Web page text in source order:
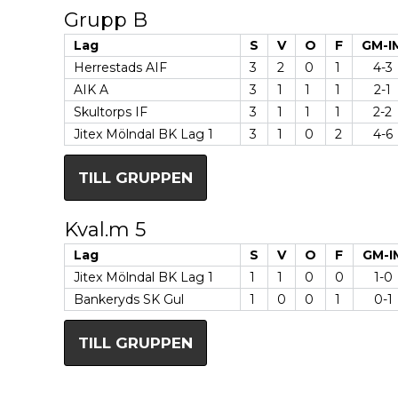
Grupp B
Lag S V O F GM-
Herrestads AIF
3 2 0 1 4-3
AIK A
3 1 1 1 2-1
Skultorps IF
3 1 1 1 2-2
Jitex Mölndal BK Lag 1
3 1 0 2 4-6
TILL GRUPPEN
Kval.m 5
Lag S V O F GM-
Jitex Mölndal BK Lag 1
1 1 0 0 1-0
Bankeryds SK Gul
1 0 0 1 0-1
TILL GRUPPEN